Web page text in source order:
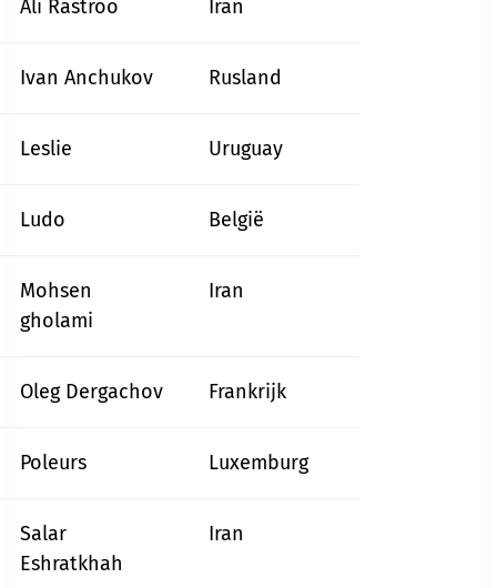
Ali Rastroo Iran
Ivan Anchukov Rusland
Leslie Uruguay
Ludo België
Mohsen
gholami
Iran
Oleg Dergachov Frankrijk
Poleurs Luxemburg
Salar
Eshratkhah
Iran